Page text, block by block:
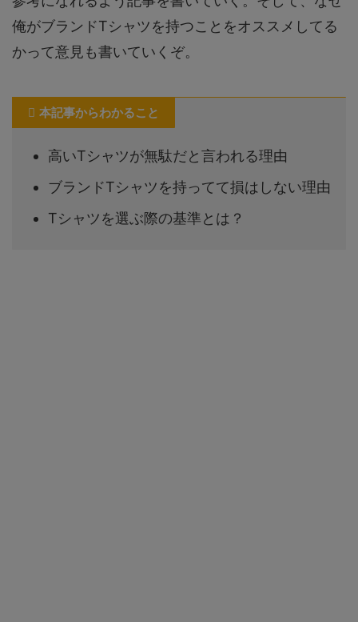
俺がブランドTシャツを持つことをオススメしてる
かって意見も書いていくぞ。
本記事からわかること
高いTシャツが無駄だと言われる理由
ブランドTシャツを持ってて損はしない理由
Tシャツを選ぶ際の基準とは？